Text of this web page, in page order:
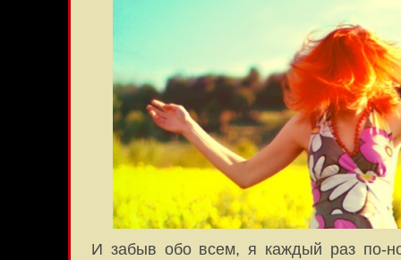
И забыв обо всем, я каждый раз по-